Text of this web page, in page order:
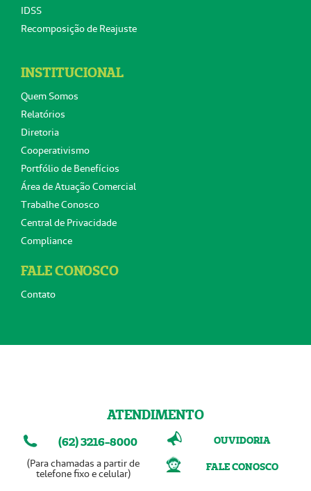
IDSS
Recomposição de Reajuste
INSTITUCIONAL
Quem Somos
Relatórios
Diretoria
Cooperativismo
Portfólio de Benefícios
Área de Atuação Comercial
Trabalhe Conosco
Central de Privacidade
Compliance
FALE CONOSCO
Contato
ATENDIMENTO
(62) 3216-8000
(Para chamadas a partir de
telefone fixo e celular)
OUVIDORIA
FALE CONOSCO